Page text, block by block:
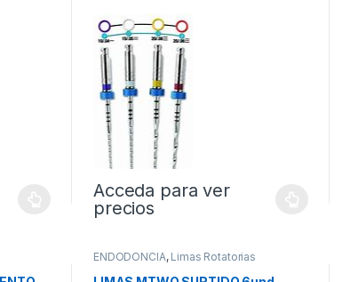
Acceda para ver
precios
ENDODONCIA, Limas Rotatorias